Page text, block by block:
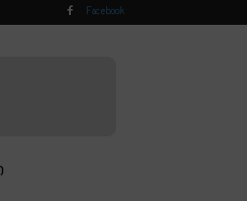
Facebook